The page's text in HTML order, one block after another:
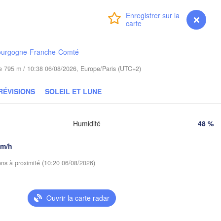
Premium myVentusky Prévisions
Franche-Comté
795 m / 10:38 06/08/2026, Europe/Paris (UTC+2)
SOLEIL ET LUNE
h
Humidité 48 %
à proximité (10:20 06/08/2026)
Ouvrir la carte radar
Kraków
Brno
Budapest Debrecen